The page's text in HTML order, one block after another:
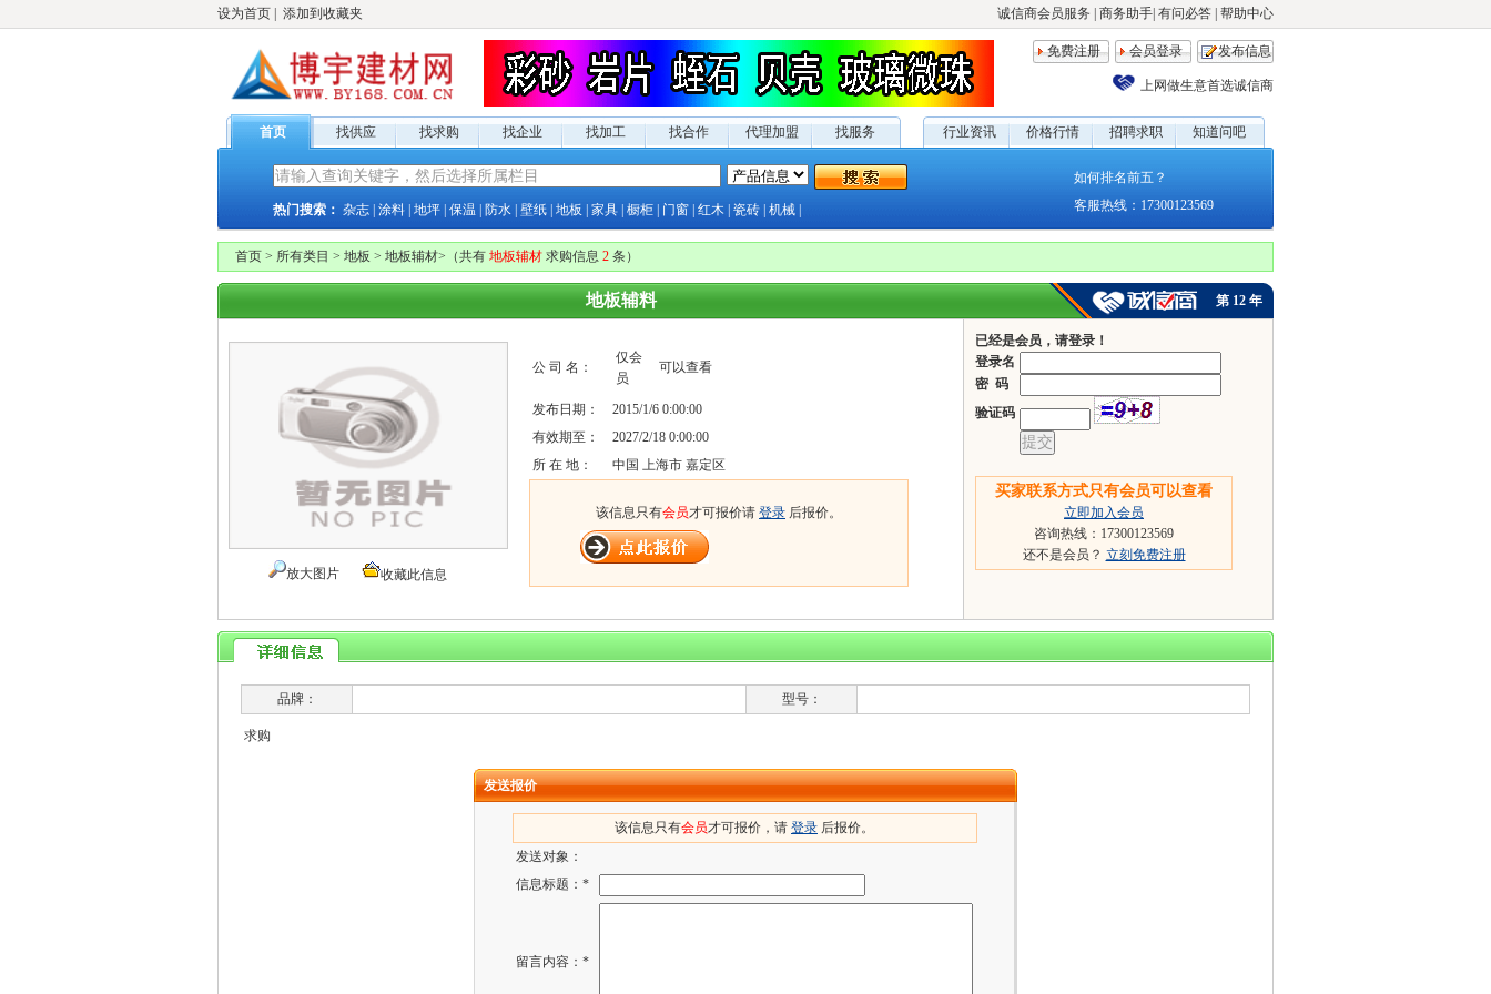
设为首页 添加到收藏夹 诚信商会员服务 商务助手 有问必答 帮助中心
免费注册 会员登录 发布信息
上网做生意首选诚信商
首页 找供应 找求购 找企业 找加工 找合作 代理加盟 找服务 行业资讯 价格行情 招聘求职 知道问吧
热门搜索： 杂志 涂料 地坪 保温 防水 壁纸 地板 家具 橱柜 门窗 红木 瓷砖 机械
如何排名前五？
客服热线：17300123569
首页 > 所有类目 > 地板 > 地板辅材> （共有 地板辅材 求购信息 2 条）
地板辅料 第 12 年
放大图片 收藏此信息
公 司 名：
仅会
员
可以查看
发布日期：
2015/1/6 0:00:00
有效期至：
2027/2/18 0:00:00
所 在 地：
中国 上海市 嘉定区
该信息只有会员才可报价请 登录 后报价。
已经是会员，请登录！
登录名
密 码
验证码
买家联系方式只有会员可以查看
立即加入会员
咨询热线：17300123569
还不是会员？ 立刻免费注册
品牌： 型号：
求购
发送报价
该信息只有会员才可报价，请 登录 后报价。
发送对象：
信息标题：*
留言内容：*